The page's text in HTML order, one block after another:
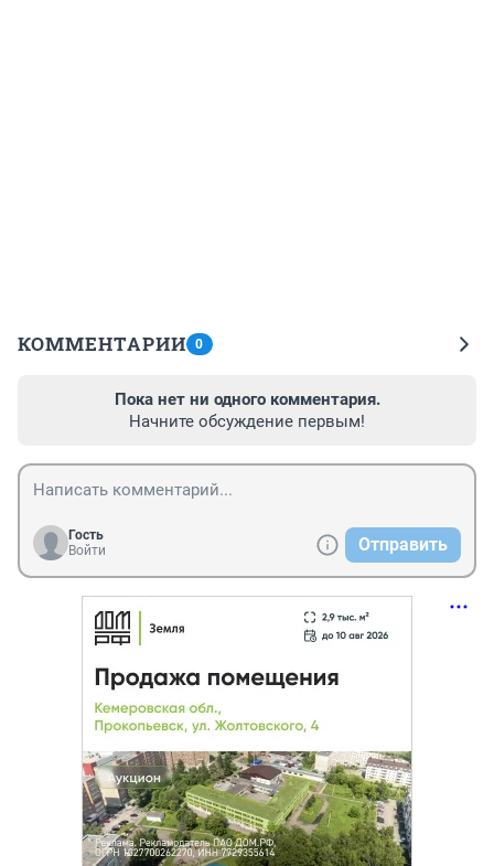
КОММЕНТАРИИ 0
Пока нет ни одного комментария.
Начните обсуждение первым!
Гость
Войти
Отправить